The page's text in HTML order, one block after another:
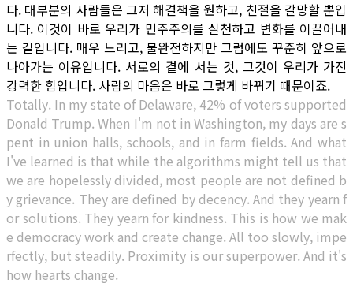
다. 대부분의 사람들은 그저 해결책을 원하고, 친절을 갈망할 뿐입
니다. 이것이 바로 우리가 민주주의를 실천하고 변화를 이끌어내
는 길입니다. 매우 느리고, 불완전하지만 그럼에도 꾸준히 앞으로
나아가는 이유입니다. 서로의 곁에 서는 것, 그것이 우리가 가진
강력한 힘입니다. 사람의 마음은 바로 그렇게 바뀌기 때문이죠.
Totally. In my state of Delaware, 42% of voters supported
Donald Trump. When I'm not in Washington, my days are s
pent in union halls, schools, and in farm fields. And what
I've learned is that while the algorithms might tell us that
we are hopelessly divided, most people are not defined b
y grievance. They are defined by decency. And they yearn f
or solutions. They yearn for kindness. This is how we mak
e democracy work and create change. All too slowly, impe
rfectly, but steadily. Proximity is our superpower. And it's
how hearts change.